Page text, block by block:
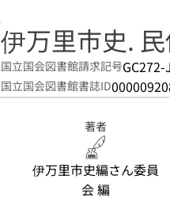
伊万里市史.
国立国会図書館請求記号GC272-
国立国会図書館書誌ID
著者
伊万里市史編さん委員
会 編